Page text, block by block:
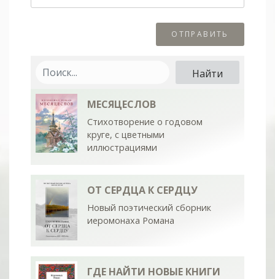
МЕСЯЦЕСЛОВ
Стихотворение о годовом
круге, с цветными
иллюстрациями
ОТ СЕРДЦА К СЕРДЦУ
Новый поэтический сборник
иеромонаха Романа
ГДЕ НАЙТИ НОВЫЕ КНИГИ